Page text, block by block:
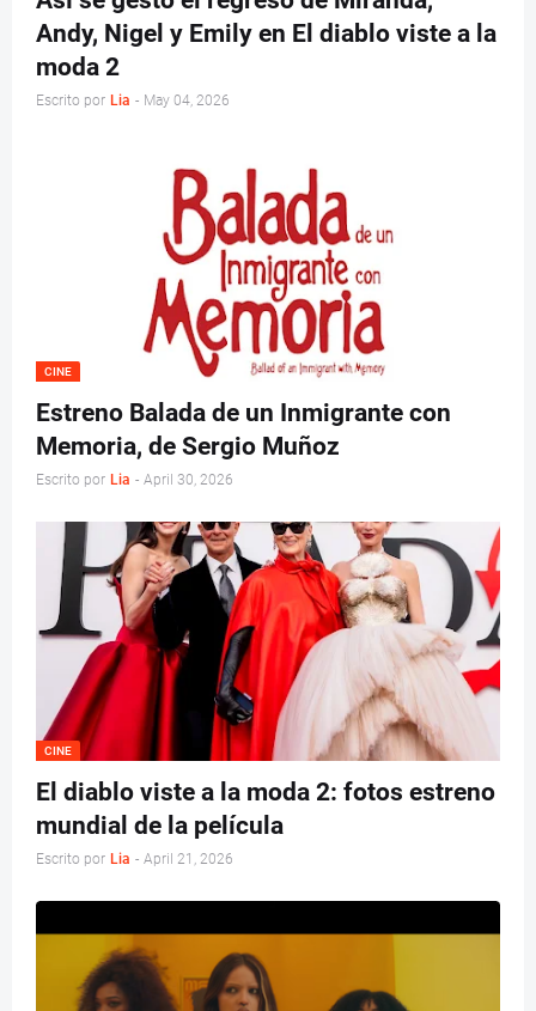
Andy, Nigel y Emily en El diablo viste a la
moda 2
Escrito por Lia - May 04, 2026
CINE
Estreno Balada de un Inmigrante con
Memoria, de Sergio Muñoz
Escrito por Lia - April 30, 2026
CINE
El diablo viste a la moda 2: fotos estreno
mundial de la película
Escrito por Lia - April 21, 2026